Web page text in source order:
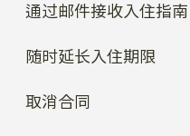
通过邮件接收入住指南
随时延长入住期限
取消合同